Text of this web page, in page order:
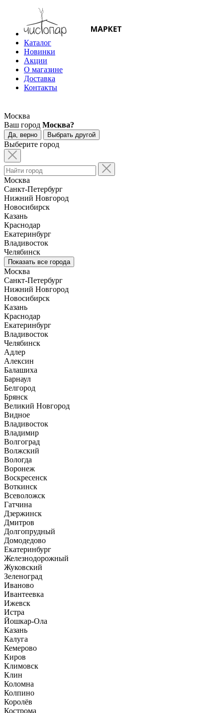
Каталог
Новинки
Акции
О магазине
Доставка
Контакты
Москва
Ваш город Москва?
Да, верно Выбрать другой
Выберите город
Москва
Санкт-Петербург
Нижний Новгород
Новосибирск
Казань
Краснодар
Екатеринбург
Владивосток
Челябинск
Показать все города
Москва
Санкт-Петербург
Нижний Новгород
Новосибирск
Казань
Краснодар
Екатеринбург
Владивосток
Челябинск
Адлер
Алексин
Балашиха
Барнаул
Белгород
Брянск
Великий Новгород
Видное
Владивосток
Владимир
Волгоград
Волжский
Вологда
Воронеж
Воскресенск
Воткинск
Всеволожск
Гатчина
Дзержинск
Дмитров
Долгопрудный
Домодедово
Екатеринбург
Железнодорожный
Жуковский
Зеленоград
Иваново
Ивантеевка
Ижевск
Истра
Йошкар-Ола
Казань
Калуга
Кемерово
Киров
Климовск
Клин
Коломна
Колпино
Королёв
Кострома